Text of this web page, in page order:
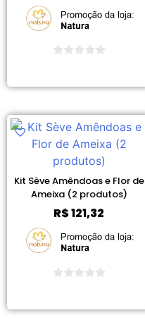
Kit Sève Amêndoas e Flor de
Ameixa (2 produtos)
R$121,32